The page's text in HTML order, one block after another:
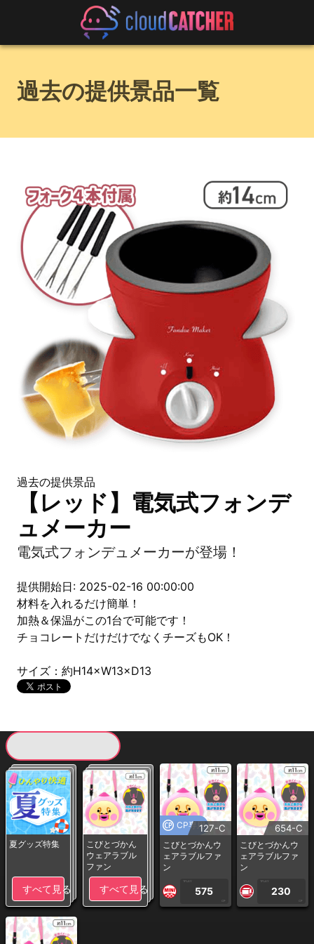
過去の提供景品一覧
過去の提供景品
【レッド】電気式フォンデ
ュメーカー
電気式フォンデュメーカーが登場！
提供開始日: 2025-02-16 00:00:00
材料を入れるだけ簡単！
加熱＆保温がこの1台で可能です！
チョコレートだけだけでなくチーズもOK！
サイズ：約H14×W13×D13
夏グッズ特集
すべて見る
こびとづかん
ウェアラブル
ファン
すべて見る
CP専用127-C
こびとづかんウ
ェアラブルファ
ン
1PLAY
575
CP
654-C
こびとづかんウ
ェアラブルファ
ン
1PLAY
230
CP